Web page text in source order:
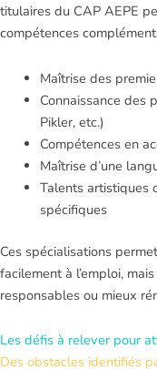
titulaires du CAP AEPE
compétences
Maîtrise des
Connaissance des
Pikler, etc.)
Compétences en
Maîtrise d’une
Talents artistiques
spécifiques
Ces spécialisations
facilement à l’emploi,
responsables ou mieux
Les défis à relever pour
Des obstacles identifiés